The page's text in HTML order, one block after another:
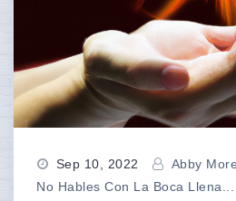
Sep 10, 2022 Abby
No Hables Con La Boca Llena...